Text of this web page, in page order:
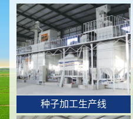
种子加工生产线